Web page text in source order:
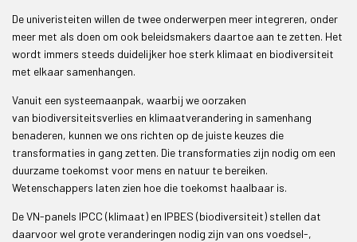
De univeristeiten willen de twee onderwerpen meer integreren, onder
meer met als doen om ook beleidsmakers daartoe aan te zetten. Het
wordt immers steeds duidelijker hoe sterk klimaat en biodiversiteit
met elkaar samenhangen.
Vanuit een systeemaanpak, waarbij we oorzaken
van biodiversiteitsverlies en klimaatverandering in samenhang
benaderen, kunnen we ons richten op de juiste keuzes die
transformaties in gang zetten. Die transformaties zijn nodig om een
duurzame toekomst voor mens en natuur te bereiken.
Wetenschappers laten zien hoe die toekomst haalbaar is.
De VN-panels IPCC (klimaat) en IPBES (biodiversiteit) stellen dat
daarvoor wel grote veranderingen nodig zijn van ons voedsel-,